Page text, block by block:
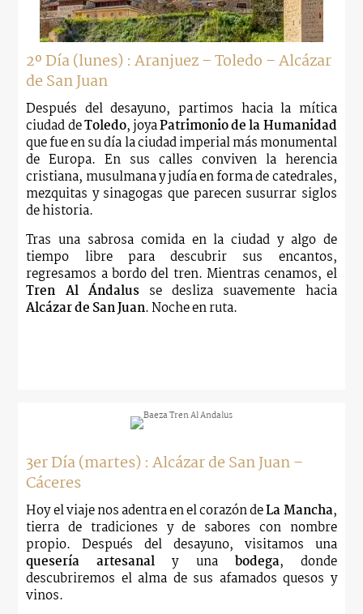
2º Día (lunes) : Aranjuez – Toledo – Alcázar
de San Juan
Después del desayuno, partimos hacia la mítica
ciudad deToledo, joyaPatrimonio de la Humanidad
que fue en su día la ciudad imperial más monumental
de Europa. En sus calles conviven la herencia
cristiana, musulmana y judía en forma de catedrales,
mezquitas y sinagogas que parecen susurrar siglos
de historia.
Tras una sabrosa comida en la ciudad y algo de
tiempo libre para descubrir sus encantos,
regresamos a bordo del tren. Mientras cenamos, el
Tren Al Ándalusse desliza suavemente hacia
Alcázar de San Juan. Noche en ruta.
3er Día (martes) : Alcázar de San Juan –
Cáceres
Hoy el viaje nos adentra en el corazón deLa Mancha,
tierra de tradiciones y de sabores con nombre
propio. Después del desayuno, visitamos una
quesería artesanal y una bodega, donde
descubriremos el alma de sus afamados quesos y
vinos.